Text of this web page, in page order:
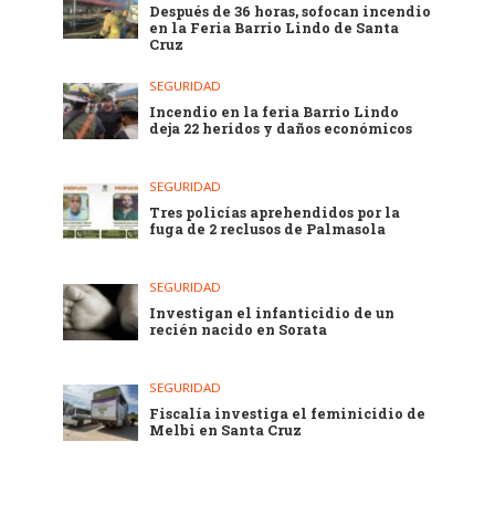
Después de 36 horas, sofocan incendio
en la Feria Barrio Lindo de Santa
Cruz
SEGURIDAD
Incendio en la feria Barrio Lindo
deja 22 heridos y daños económicos
SEGURIDAD
Tres policías aprehendidos por la
fuga de 2 reclusos de Palmasola
SEGURIDAD
Investigan el infanticidio de un
recién nacido en Sorata
SEGURIDAD
Fiscalía investiga el feminicidio de
Melbi en Santa Cruz